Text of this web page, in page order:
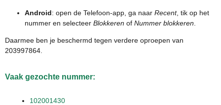
Android: open de Telefoon-app, ga naar Recent, tik op het
nummer en selecteer Blokkeren of Nummer blokkeren
Daarmee ben je beschermd tegen verdere oproepen van
203997864.
Vaak gezochte nummer:
102001430